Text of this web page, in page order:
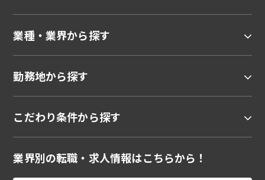
業種・業界から探す
勤務地から探す
こだわり条件から探す
業界別の転職・求人情報はこちらから！